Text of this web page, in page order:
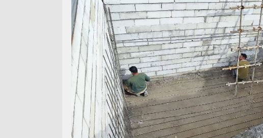
فرارسیدن اربعین حسینی تسلیت باد. هکتاری اراضی حر در